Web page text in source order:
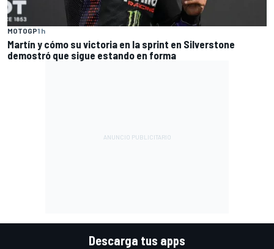
MOTOGP1 h
Martín y cómo su victoria en la sprint en Silverstone
demostró que sigue estando en forma
Descarga tus apps